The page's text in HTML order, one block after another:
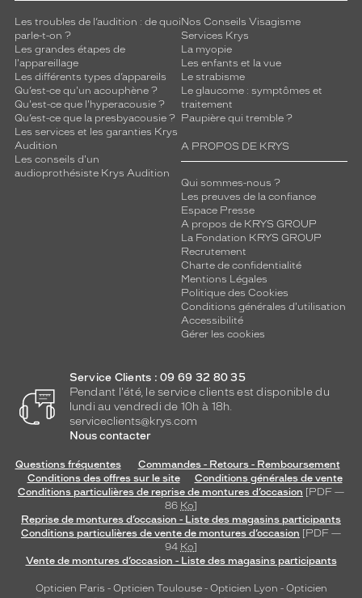
Les troubles de l’audition : de quoi
parle-t-on ?
Les grandes étapes de
l'appareillage
Les différents types d’appareils
Qu’est-ce qu'un acouphène ?
Qu'est-ce que l'hyperacousie ?
Qu’est-ce que la presbyacousie ?
Les services et les garanties Krys
Audition
Les conseils d'un
audioprothésiste Krys Audition
Nos Conseils Visagisme
Services Krys
La myopie
Les enfants et la vue
Le strabisme
Le glaucome : symptômes et
traitement
Paupière qui tremble ?
A PROPOS DE KRYS
Qui sommes-nous ?
Les preuves de la confiance
Espace Presse
A propos de KRYS GROUP
La Fondation KRYS GROUP
Recrutement
Charte de confidentialité
Mentions Légales
Politique des Cookies
Conditions générales d'utilisation
Accessibilité
Gérer les cookies
Service Clients : 09 69 32 80 35
Pendant l'été, le service clients est disponible du
lundi au vendredi de 10h à 18h.
serviceclients@krys.com
Nous contacter
Questions fréquentes
Commandes - Retours - Remboursement
Conditions des offres sur le site
Conditions générales de vente
Conditions particulières de reprise de montures d’occasion [PDF —
86 Ko]
Reprise de montures d’occasion - Liste des magasins participants
Conditions particulières de vente de montures d’occasion [PDF —
94 Ko]
Vente de montures d’occasion - Liste des magasins participants
Opticien Paris - Opticien Toulouse- Opticien Lyon - Opticien